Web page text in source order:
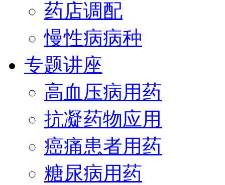
药店调配
慢性病病种
专题讲座
高血压病用药
抗凝药物应用
癌痛患者用药
糖尿病用药